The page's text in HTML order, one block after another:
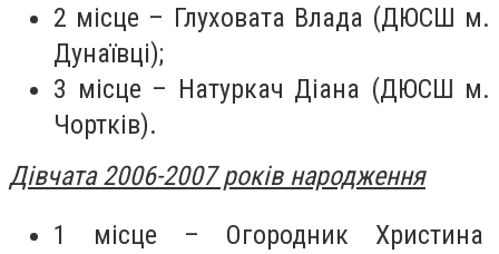
2 місце – Глуховата Влада (ДЮСШ м.
Дунаївці);
3 місце – Натуркач Діана (ДЮСШ м.
Чортків).
Дівчата 2006-2007 років народження
1 місце – Огородник Христина